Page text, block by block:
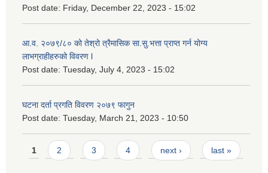
Post date: Friday, December 22, 2023 - 15:02
आ.व. २०७९/८० को तेश्रो त्रैमासिक सा.सु.भ‍त्ता प्राप्त गर्न योग्य
लाभग्राहीहरुको विवरण l
Post date: Tuesday, July 4, 2023 - 15:02
घटना दर्ता प्रगति विवरण २०७९ फागुन
Post date: Tuesday, March 21, 2023 - 10:50
Pages
1 2 3 4 next › last »